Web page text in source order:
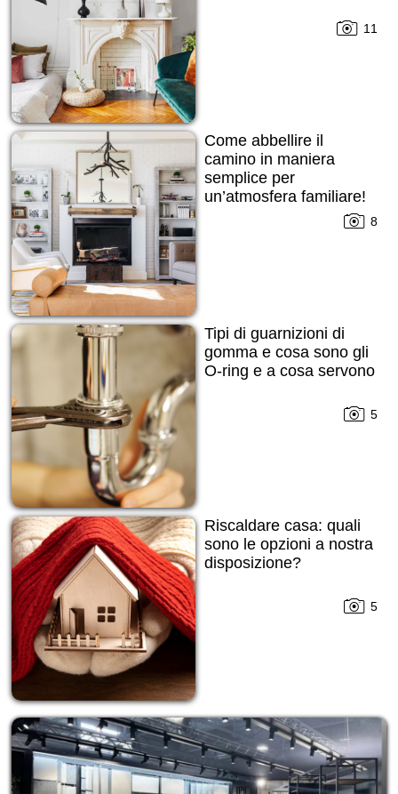
11
Come abbellire il
camino in maniera
semplice per
un’atmosfera familiare!
8
Tipi di guarnizioni di
gomma e cosa sono gli
O-ring e a cosa servono
5
Riscaldare casa: quali
sono le opzioni a nostra
disposizione?
5